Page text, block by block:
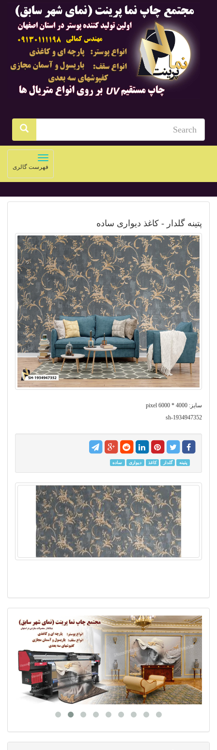
navigation
فهرست گالری
پتینه گلدار - کاغذ دیواری ساده
سایز: 4000 * 6000 pixel
sh-1934947352
پتینه گلدار کاغذ دیواری ساده